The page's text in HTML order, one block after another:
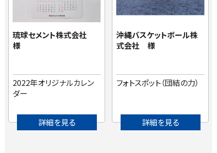
琉球セメント株式会社
様
2022年オリジナルカレン
ダー
詳細を見る
沖縄バスケットボール株
式会社 様
フォトスポット（団結の力）
詳細を見る